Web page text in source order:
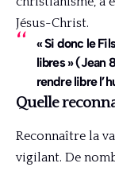
Jésus-Christ.
« Si donc le
libres » (Jean
rendre libre
Quelle
Reconnaître la
vigilant. De